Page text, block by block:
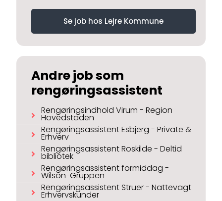
Se job hos Lejre Kommune
Andre job som
rengøringsassistent
Rengøringsindhold Virum - Region
Hovedstaden
Rengøringsassistent Esbjerg - Private &
Erhverv
Rengøringsassistent Roskilde - Deltid
bibliotek
Rengøringsassistent formiddag -
Wilson-Gruppen
Rengøringsassistent Struer - Nattevagt
Erhvervskunder